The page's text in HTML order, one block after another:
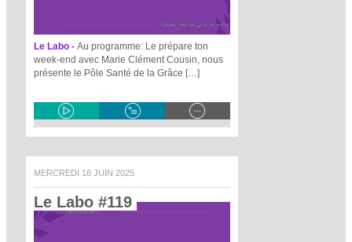
Le Labo - Au programme: Le prépare ton
week-end avec Marie Clément Cousin, nous
présente le Pôle Santé de la Grâce […]
MERCREDI 18 JUIN 2025
Le Labo #119